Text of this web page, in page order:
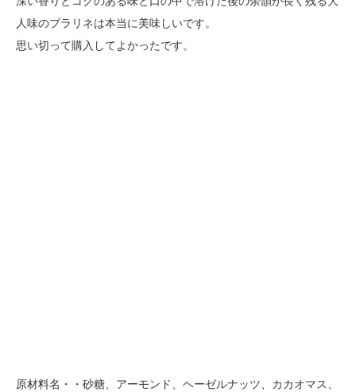
人味のプラリネは本当に美味しいです。
思い切って購入してよかったです。
原材料名・・砂糖、アーモンド、ヘーゼルナッツ、カカオマス、